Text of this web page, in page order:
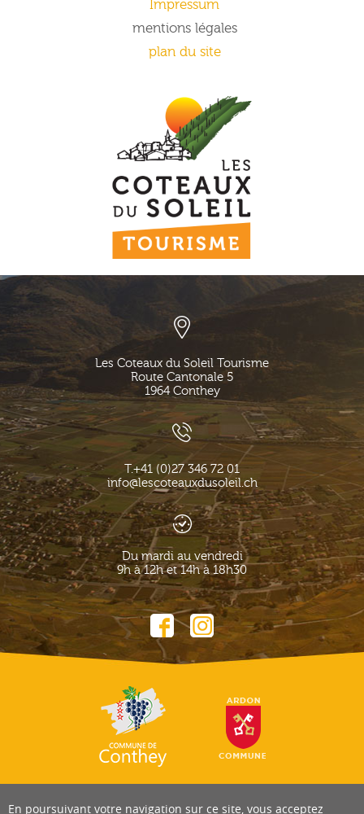
Impressum
mentions légales
plan du site
Les Coteaux du Soleil Tourisme
Route Cantonale 5
1964 Conthey
T.+41 (0)27 346 72 01
info@lescoteauxdusoleil.ch
Du mardi au vendredi
9h à 12h et 14h à 18h30
En poursuivant votre navigation sur ce site, vous acceptez